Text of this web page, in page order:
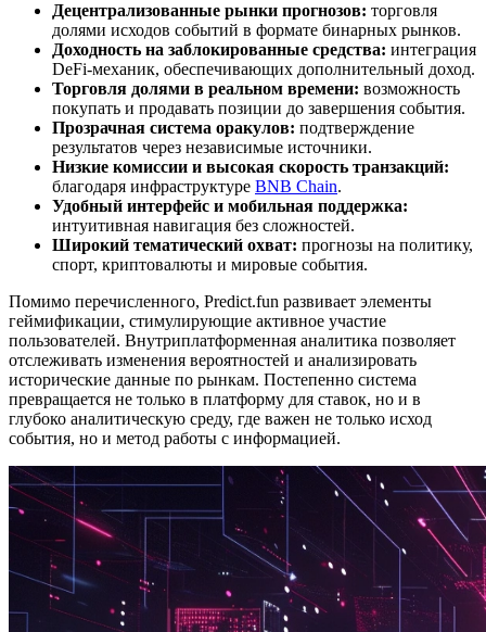
Децентрализованные рынки прогнозов: торговля
долями исходов событий в формате бинарных рынков.
Доходность на заблокированные средства: интеграция
DeFi-механик, обеспечивающих дополнительный доход.
Торговля долями в реальном времени: возможность
покупать и продавать позиции до завершения события.
Прозрачная система оракулов: подтверждение
результатов через независимые источники.
Низкие комиссии и высокая скорость транзакций:
благодаря инфраструктуре BNB Chain.
Удобный интерфейс и мобильная поддержка:
интуитивная навигация без сложностей.
Широкий тематический охват: прогнозы на политику,
спорт, криптовалюты и мировые события.
Помимо перечисленного, Predict.fun развивает элементы
геймификации, стимулирующие активное участие
пользователей. Внутриплатформенная аналитика позволяет
отслеживать изменения вероятностей и анализировать
исторические данные по рынкам. Постепенно система
превращается не только в платформу для ставок, но и в
глубоко аналитическую среду, где важен не только исход
события, но и метод работы с информацией.